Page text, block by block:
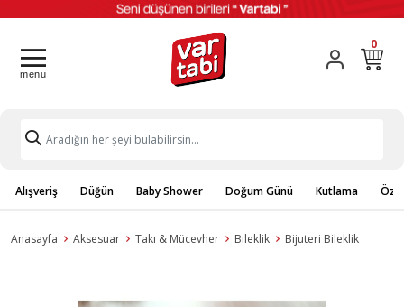
0
Alışveriş Düğün Baby Shower Doğum Günü Kutlama
Anasayfa Aksesuar Takı & Mücevher Bileklik Bijuteri Bileklik